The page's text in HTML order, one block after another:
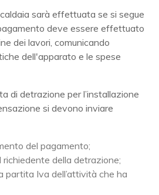
sarà effettuata se si segue
deve essere effettuato
dei lavori, comunicando
dell'apparato e le spese
di detrazione per l’installazione
si devono inviare
del pagamento;
richiedente della detrazione;
partita Iva dell’attività che ha